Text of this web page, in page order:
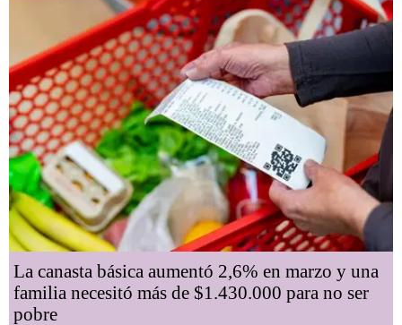
La canasta básica aumentó 2,6% en marzo y una
familia necesitó más de $1.430.000 para no ser
pobre